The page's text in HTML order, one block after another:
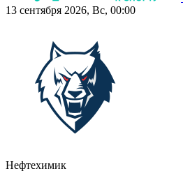
13 сентября 2026, Вс, 00:00
Нефтехимик